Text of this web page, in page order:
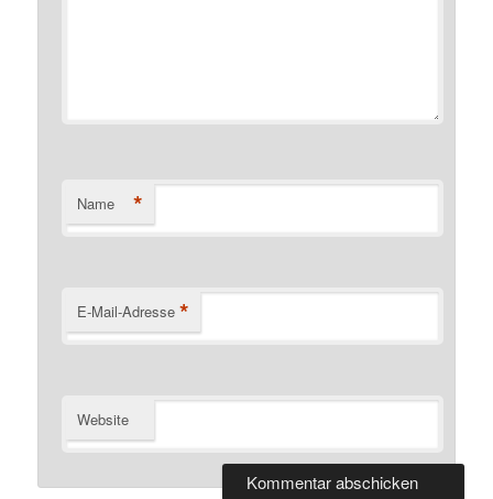
Name *
E-Mail-Adresse *
Website